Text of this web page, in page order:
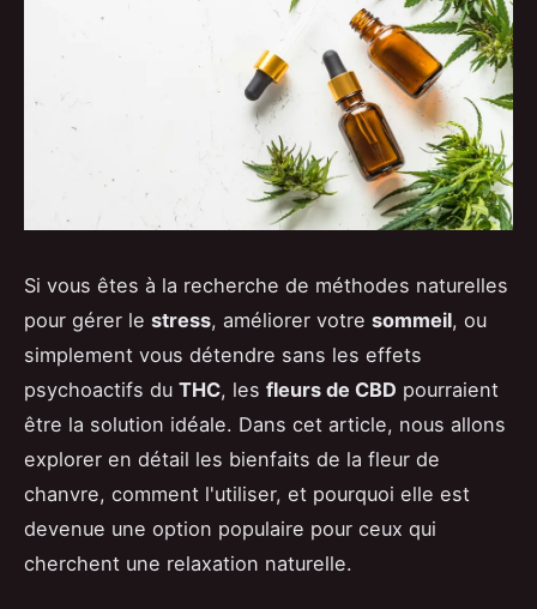
Si vous êtes à la recherche de méthodes naturelles
pour gérer le stress, améliorer votre sommeil, ou
simplement vous détendre sans les effets
psychoactifs du THC, les fleurs de CBD pourraient
être la solution idéale. Dans cet article, nous allons
explorer en détail les bienfaits de la fleur de
chanvre, comment l'utiliser, et pourquoi elle est
devenue une option populaire pour ceux qui
cherchent une relaxation naturelle.